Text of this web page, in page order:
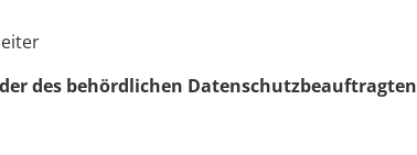
des behördlichen Datenschutzbeauftragten